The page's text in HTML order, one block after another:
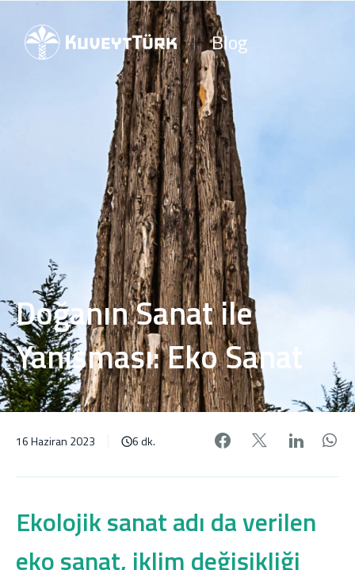
Blog
Doğanın Sanat ile
Yanısması: Eko Sanat
16 Haziran 2023 6 dk. Facebook'da
X'de
Ekolojik sanat adı da verilen
eko sanat, iklim değişikliği